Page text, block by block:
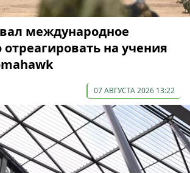
международное
на учения
07 АВГУСТА 2026 13:22